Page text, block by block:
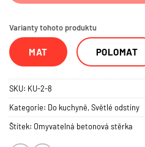
Varianty tohoto produktu
MAT POLOMAT
SKU: KU-2-8
Kategorie: Do kuchyně,Světlé odstíny
Štítek: Omyvatelná betonová stěrka